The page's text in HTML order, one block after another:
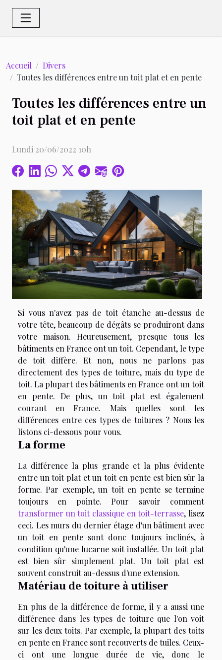
Accueil
Divers
Toutes les différences entre un toit plat et en pente
Toutes les différences entre un
toit plat et en pente
Lundi 20/06/2022 10h
Si vous n'avez pas de toit étanche au-dessus de
votre tête, beaucoup de dégâts se produiront dans
votre maison. Heureusement, presque tous les
bâtiments en France ont un toit. Cependant, le type
de toit diffère. Et non, nous ne parlons pas
directement des types de toiture, mais du type de
toit. La plupart des bâtiments en France ont un toit
en pente. De plus, un toit plat est également
courant en France. Mais quelles sont les
différences entre ces types de toitures ? Nous les
listons ci-dessous pour vous.
La forme
La différence la plus grande et la plus évidente
entre un toit plat et un toit en pente est bien sûr la
forme. Par exemple, un toit en pente se termine
toujours en pointe. Pour savoir comment
transformer un toit classique en toit-terrasse, lisez
ceci. Les murs du dernier étage d'un bâtiment avec
un toit en pente sont donc toujours inclinés, à
condition qu'une lucarne soit installée. Un toit plat
est bien sûr simplement plat. Un toit plat est
souvent construit au-dessus d'une extension.
Matériau de toiture à utiliser
En plus de la différence de forme, il y a aussi une
différence dans les types de toiture que l'on voit
sur les deux toits. Par exemple, la plupart des toits
en pente en France sont recouverts de tuiles. Ceux-
ci ont une longue durée de vie, donc le